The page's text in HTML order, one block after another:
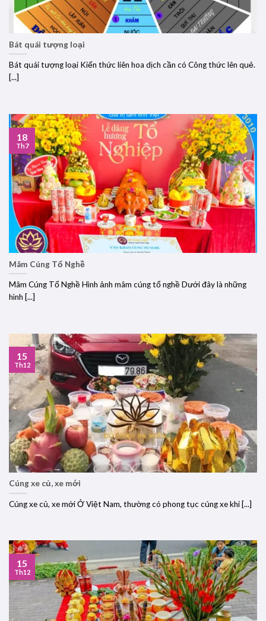
Bát quái tượng loại
Bát quái tượng loại Kiến thức liên hoa dịch cần có Công thức lên quẻ.
[...]
Mâm Cúng Tổ Nghề
Mâm Cúng Tổ Nghề Hình ảnh mâm cúng tổ nghề Dưới đây là những
hình [...]
18
Th7
Cúng xe củ, xe mới
Cúng xe củ, xe mới Ở Việt Nam, thường có phong tục cúng xe khi [...]
15
Th12
15
Th12